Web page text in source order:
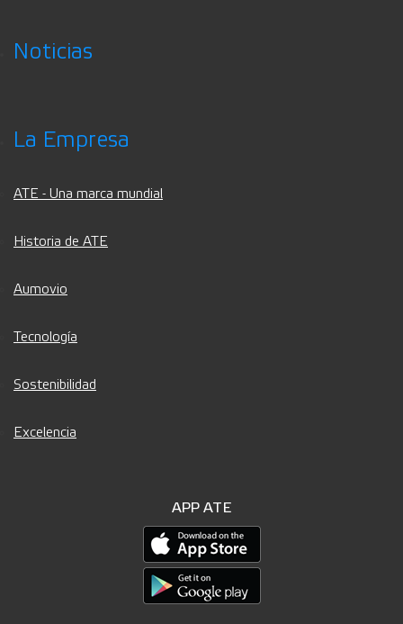
Noticias
La Empresa
ATE - Una marca mundial
Historia de ATE
Aumovio
Tecnología
Sostenibilidad
Excelencia
APP ATE